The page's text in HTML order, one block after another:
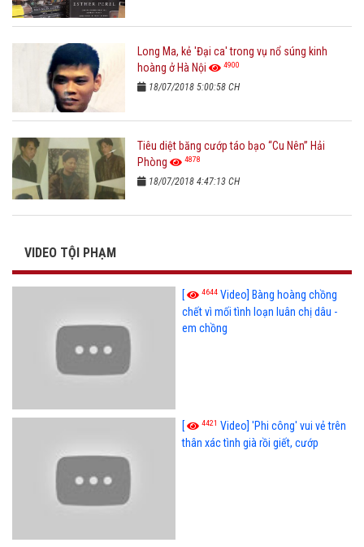
Long Ma, kẻ 'Đại ca' trong vụ nổ súng kinh
hoàng ở Hà Nội
4900
18/07/2018 5:00:58 CH
Tiêu diệt băng cướp táo bạo “Cu Nên” Hải
Phòng
4878
18/07/2018 4:47:13 CH
VIDEO TỘI PHẠM
[ 4644 Video] Bàng hoàng chồng
chết vì mối tình loạn luân chị dâu -
em chồng
[ 4421 Video] 'Phi công' vui vẻ trên
thân xác tình già rồi giết, cướp